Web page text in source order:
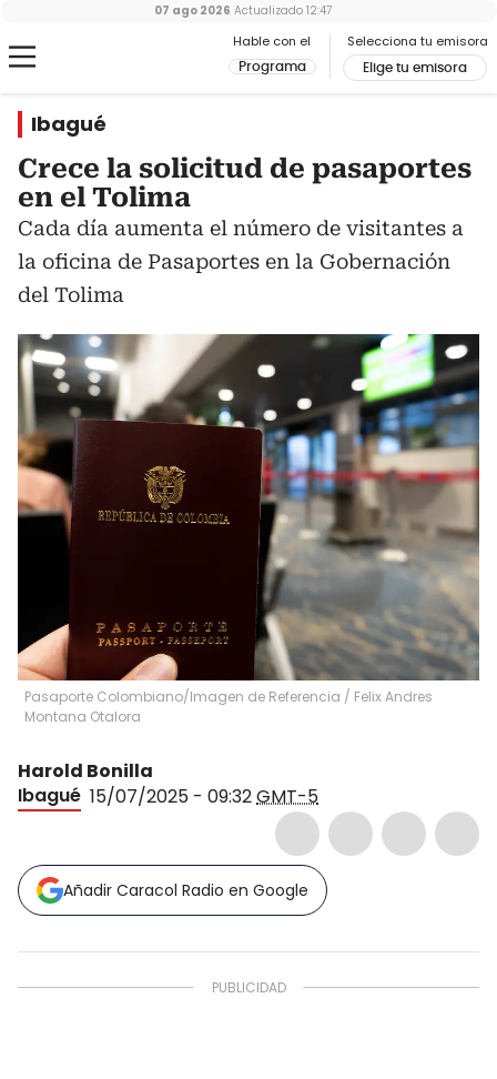
Hable con el
Programa
Selecciona tu emisora
Elige tu emisora
07 ago 2026 Actualizado 12:47
Ibagué
Crece la solicitud de pasaportes
en el Tolima
Cada día aumenta el número de visitantes a
la oficina de Pasaportes en la Gobernación
del Tolima
Pasaporte Colombiano/Imagen de Referencia / Felix Andres
Montana Otalora
Harold Bonilla
Ibagué 15/07/2025 - 09:32GMT-5
Añadir Caracol Radio en Google